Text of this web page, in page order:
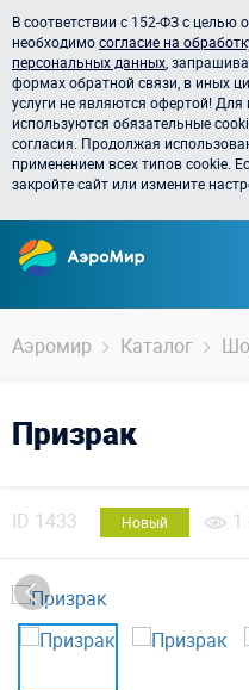
В соответствии с 152-ФЗ с целью
необходимосогласие на
персональных данных ,
формах обратной связи, в иных
услуги не являются офертой! Для
используются обязательные
согласия. Продолжая
применением всех типов cookie.
закройте сайт или измените
Аэромир Каталог
Призрак
ID 1433 Новый 1